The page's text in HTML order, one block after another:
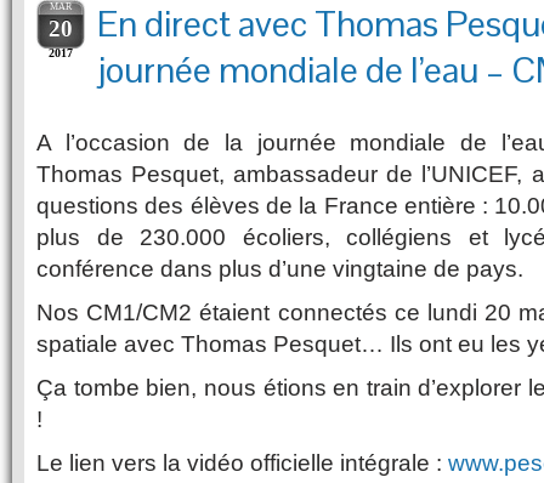
MAR
20
2017
En direct avec Thomas
journée mondiale de l’eau –
A l’occasion de la journée mondiale de
Thomas Pesquet, ambassadeur de l’UNICEF,
questions des élèves de la France entière :
plus de 230.000 écoliers, collégiens et
conférence dans plus d’une vingtaine de pays.
Nos CM1/CM2 étaient connectés ce lundi 20
spatiale avec Thomas Pesquet… Ils ont eu les
Ça tombe bien, nous étions en train d’explorer
!
Le lien vers la vidéo officielle intégrale : www.